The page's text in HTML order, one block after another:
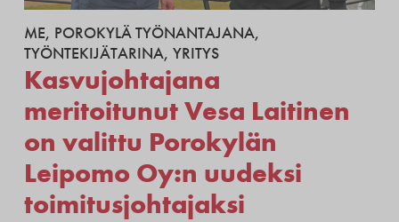
ME, POROKYLÄ TYÖNANTAJANA,
TYÖNTEKIJÄTARINA, YRITYS
Kasvujohtajana
meritoitunut Vesa Laitinen
on valittu Porokylän
Leipomo Oy:n uudeksi
toimitusjohtajaksi